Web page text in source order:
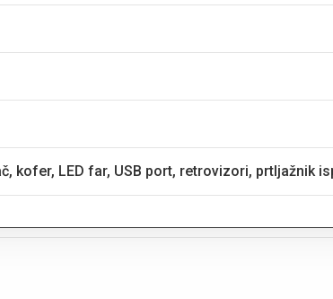
kofer, LED far, USB port, retrovizori, prtljažnik